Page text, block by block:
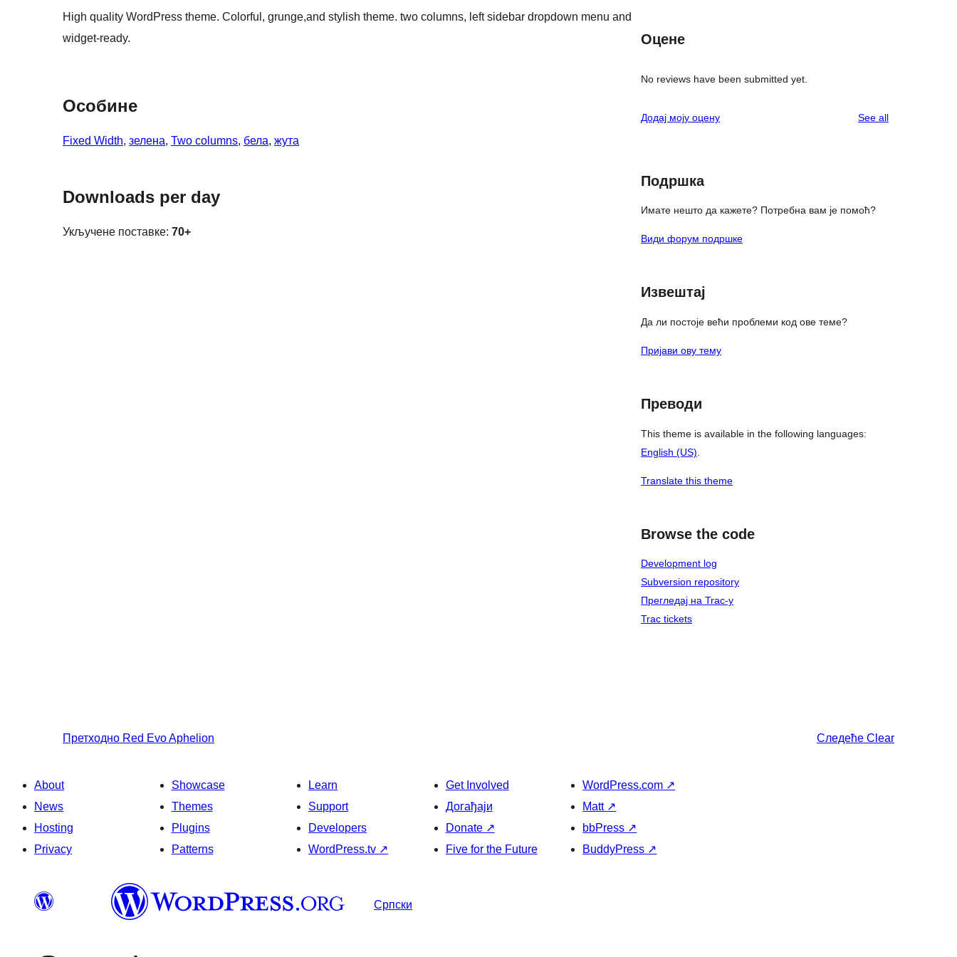
High quality WordPress theme. Colorful, grunge,and stylish theme. two columns, left sidebar dropdown menu and
widget-ready.
Особине
Fixed Width, зелена, Two columns, бела, жута
Downloads per day
Укључене поставке: 70+
Оцене
No reviews have been submitted yet.
Додај моју оцену See allreviews
Подршка
Имате нешто да кажете? Потребна вам је помоћ?
Види форум подршке
Извештај
Да ли постоје већи проблеми код ове теме?
Пријави ову тему
Преводи
This theme is available in the following languages:
English (US)
Translate this theme
Browse the code
Development log
Subversion repository
Прегледај на Trac-у
Trac tickets
Претходно Red Evo Aphelion Следеће Clear
About
News
Hosting
Privacy
Showcase
Themes
Plugins
Patterns
Learn
Support
Developers
WordPress.tv ↗
Get Involved
Догађаји
Donate ↗
Five for the Future
WordPress.com ↗
Matt ↗
bbPress ↗
BuddyPress ↗
Српски